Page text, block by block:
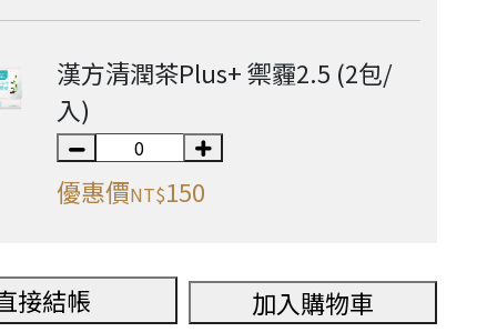
漢方清潤茶Plus+ 禦霾2.5 (2包/
入)
優惠價NT$150
接結帳 加入購物車